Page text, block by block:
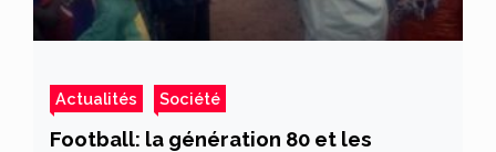
Actualités Société
Football: la génération 80 et les